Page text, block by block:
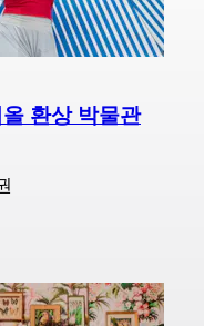
환상 박물관